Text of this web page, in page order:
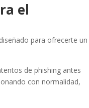
el
para ofrecerte un
de phishing antes
con normalidad,